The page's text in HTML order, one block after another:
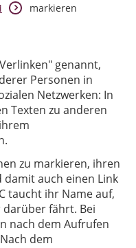
markieren
genannt,
Personen in
Netzwerken: In
Texten zu anderen
zu markieren, ihren
auch einen Link
taucht ihr Name auf,
fährt. Bei
nach dem Aufrufen
dem